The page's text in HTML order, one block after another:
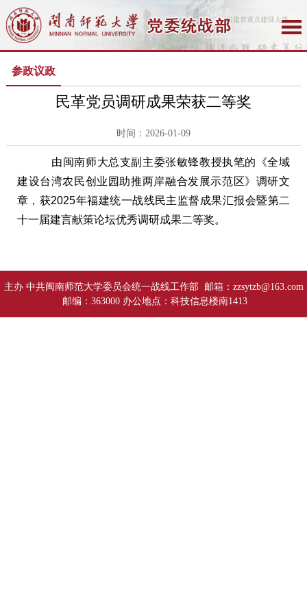
参政议政
民革党员调研成果荣获二等奖
时间：2026-01-09
由闽南师大总支副主委张敏锋教授执笔的《全域
建设台湾农民创业园助推两岸融合发展示范区》调研文
章，获2025年福建统一战线民主监督成果汇报会暨第二
十一届建言献策论坛优秀调研成果二等奖。
主办 中共闽南师范大学委员会统一战线工作部 邮箱：zzsytzb@163.com
邮编：363000 办公地点：科技信息楼南1413